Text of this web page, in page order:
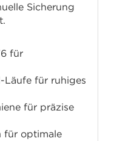
Sicherung
für
Läufe für ruhiges
für präzise
für optimale